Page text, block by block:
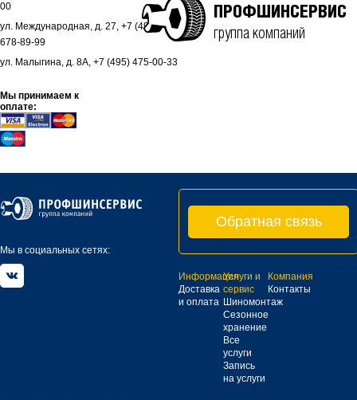
00
ул. Международная, д. 27, +7 (495)
678-89-99
ул. Малыгина, д. 8А, +7 (495) 475-00-33
Мы принимаем к
оплате:
ПРОФШИНСЕРВИС
группа компаний
Мы в социальных сетях:
Обратная связь
Информация
Доставка
и оплата
Услуги и
сервис
Шиномонтаж
Сезонное
хранение
Все
услуги
Запись
на услуги
Компания
Контакты